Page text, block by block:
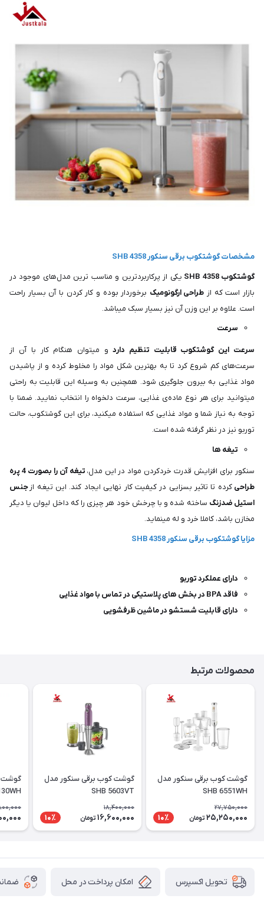
مشخصات گوشتکوب برقی سنکور SHB 4358
گوشتکوب SHB 4358
یکی از پرکاربردترین و مناسب ترین مدل‌های موجود در
بازار است که از طراحی ارگونومیک برخوردار بوده و کار کردن با آن بسیار راحت
است. علاوه بر این وزن آن نیز بسیار سبک میباشد.
سرعت
سرعت این گوشتکوب قابلیت تنظیم دارد و میتوان هنگام کار با آن از
سرعت‌های کم شروع کرد تا به بهترین شکل مواد را مخلوط کرده و از پاشیدن
مواد غذایی به بیرون جلوگیری شود. همچنین به وسیله این قابلیت به راحتی
میتوانید برای هر نوع ماده‌ی غذایی، سرعت دلخواه را انتخاب نمایید. ضمنا با
توجه به نیاز شما و مواد غذایی که استفاده میکنید، برای این گوشتکوب، حالت
توربو نیز در نظر گرفته‌ شده است.
تیغه ها
سنکور برای افزایش قدرت خردکردن مواد در این مدل،
تیغه آن را بصورت 4 پره
طراحیکرده تا تاثیر بسزایی در کیفیت کار نهایی ایجاد کند. این تیغه از جنس
استیل ضدزنگ ساخته شده و با چرخش خود هر چیزی را که داخل لیوان یا دیگر
مخازن باشد، کاملا خرد و له مینماید.
مزایا گوشتکوب برقی سنکور SHB 4358
دارای عملکرد توربو
فاقد BPA در بخش های پلاستیکی در تماس با مواد غذایی
دارای قابلیت شستشو در ماشین ظرفشویی
محصولات مرتبط
گوشت کوب برقی سنکور مدل
SHB 6551WH
27,750,000
25,250,000 تومان 10٪
گوشت کوب برقی سنکور مدل
SHB 5603VT
18,400,000
16,600,000 تومان 10٪
تحویل اکسپرس امکان پرداخت در محل